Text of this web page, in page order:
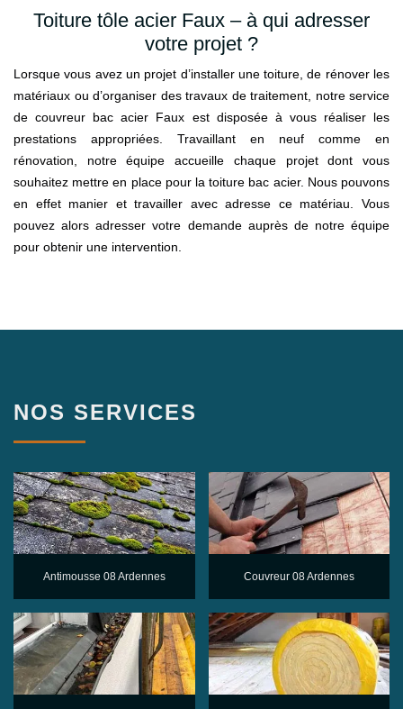
Toiture tôle acier Faux – à qui adresser
votre projet ?
Lorsque vous avez un projet d’installer une toiture, de rénover les
matériaux ou d’organiser des travaux de traitement, notre service
de couvreur bac acier Faux est disposée à vous réaliser les
prestations appropriées. Travaillant en neuf comme en
rénovation, notre équipe accueille chaque projet dont vous
souhaitez mettre en place pour la toiture bac acier. Nous pouvons
en effet manier et travailler avec adresse ce matériau. Vous
pouvez alors adresser votre demande auprès de notre équipe
pour obtenir une intervention.
NOS SERVICES
Antimousse 08 Ardennes Couvreur 08 Ardennes